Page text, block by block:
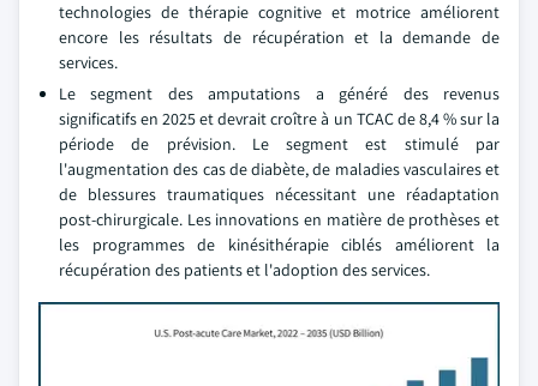
technologies de thérapie cognitive et motrice améliorent
encore les résultats de récupération et la demande de
services.
Le segment des amputations a généré des revenus
significatifs en 2025 et devrait croître à un TCAC de 8,4 % sur la
période de prévision. Le segment est stimulé par
l'augmentation des cas de diabète, de maladies vasculaires et
de blessures traumatiques nécessitant une réadaptation
post-chirurgicale. Les innovations en matière de prothèses et
les programmes de kinésithérapie ciblés améliorent la
récupération des patients et l'adoption des services.